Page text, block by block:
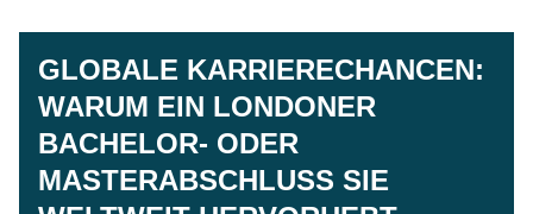
GLOBALE KARRIERECHANCEN:
WARUM EIN LONDONER
BACHELOR- ODER
MASTERABSCHLUSS SIE